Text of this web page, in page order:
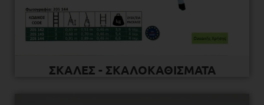
ΣΚΑΛΕΣ - ΣΚΑΛΟΚΑΘΙΣΜΑΤΑ